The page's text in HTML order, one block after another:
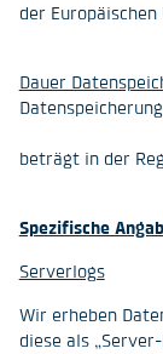
der
Dauer
beträgt in der
Spezifische
Serverlogs
Wir erheben
diese als